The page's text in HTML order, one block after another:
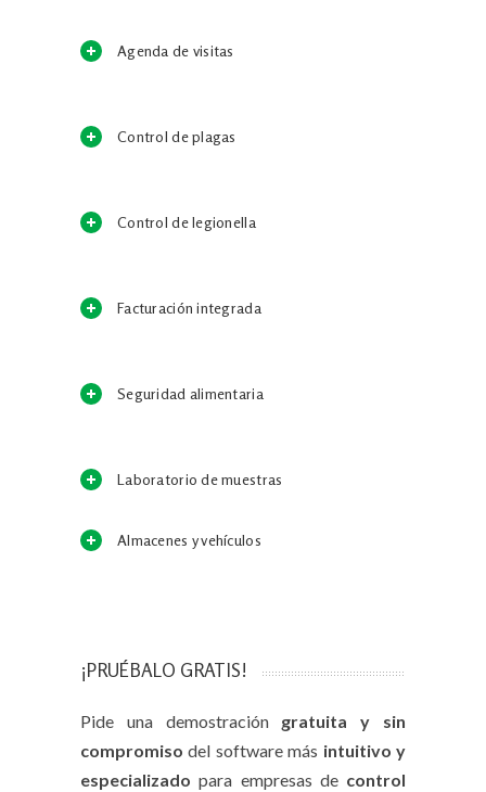
Agenda de visitas
Control de plagas
Control de legionella
Facturación integrada
Seguridad alimentaria
Laboratorio de muestras
Almacenes y vehículos
¡PRUÉBALO GRATIS!
Pide una demostración gratuita y sin
compromiso del software más intuitivo y
especializado para empresas de control